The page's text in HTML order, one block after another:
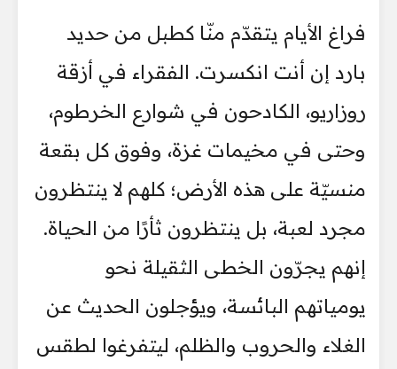
فراغ الأيام يتقدّم منّا كطبل من حديد
بارد إن أنت انكسرت. الفقراء في أزقة
روزاريو، الكادحون في شوارع الخرطوم،
وحتى في مخيمات غزة، وفوق كل بقعة
منسيّة على هذه الأرض؛ كلهم لا ينتظرون
مجرد لعبة، بل ينتظرون ثأرًا من الحياة.
إنهم يجرّون الخطى الثقيلة نحو
يومياتهم البائسة، ويؤجلون الحديث عن
الغلاء والحروب والظلم، ليتفرغوا لطقس